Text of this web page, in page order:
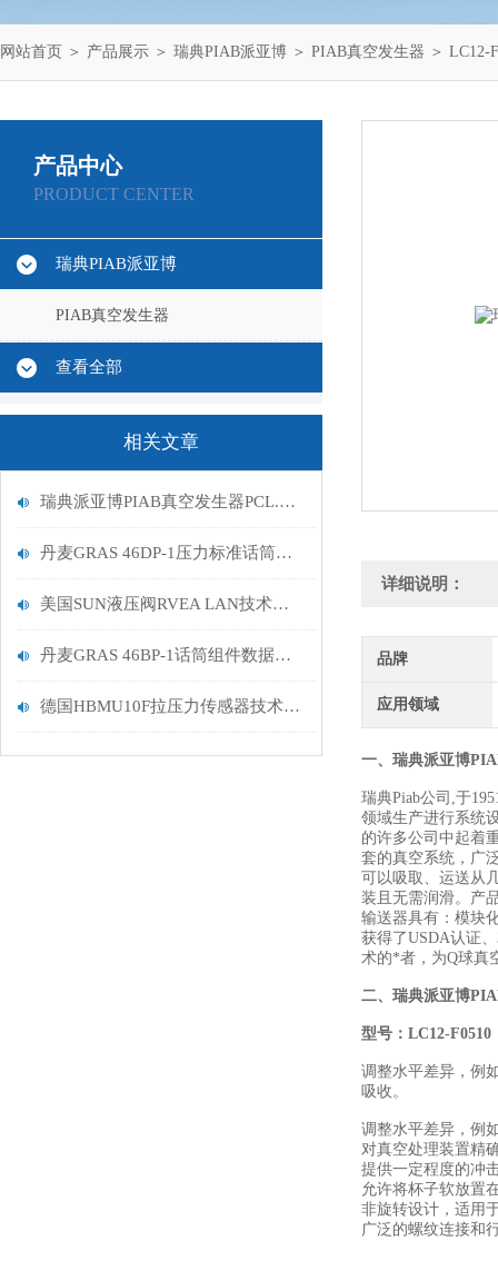
网站首页 ＞ 产品展示 ＞ 瑞典PIAB派亚博 ＞ PIAB真空发生器 ＞ LC12-
产品中心
PRODUCT CENTER
瑞典PIAB派亚博
PIAB真空发生器
查看全部
相关文章
瑞典派亚博PIAB真空发生器PCL.X1BN.S.10D.SV发货
丹麦GRAS 46DP-1压力标准话筒套装工作原理描述
美国SUN液压阀RVEA LAN技术描述
丹麦GRAS 46BP-1话筒组件数据描述
德国HBMU10F拉压力传感器技术规格
详细说明：
品牌
应用领域
一、瑞典派亚博
瑞典Piab公司,于
领域生产进行系统
的许多公司中起着
套的真空系统，广
可以吸取、运送从
装且无需润滑。产
输送器具有：模块
获得了USDA认证
术的*者，为Q球真
二、 瑞典派亚博
型号：LC12-F0510
调整水平差异，例
吸收。
调整水平差异，例
对真空处理装置精
提供一定程度的冲
允许将杯子软放置
非旋转设计，适用
广泛的螺纹连接和